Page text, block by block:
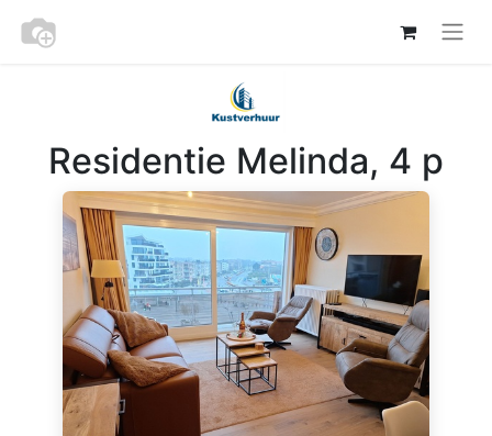
Residentie Melinda, 4 p